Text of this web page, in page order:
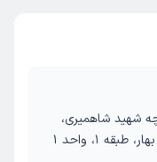
شهید شاهمیری،
1، واحد 1